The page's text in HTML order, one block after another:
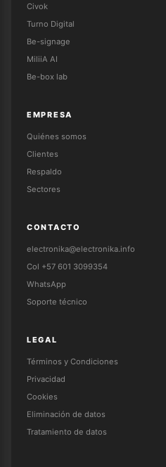
Civok
Turno Digital
Be-signage
MiliiA AI
Be-box lab
EMPRESA
Quiénes somos
Clientes
Respaldo
Sectores
CONTACTO
electronika@electronika.info
Col +57 601 3099354
WhatsApp
Soporte técnico
LEGAL
Términos y Condiciones
Privacidad
Cookies
Eliminación de datos
Tratamiento de datos